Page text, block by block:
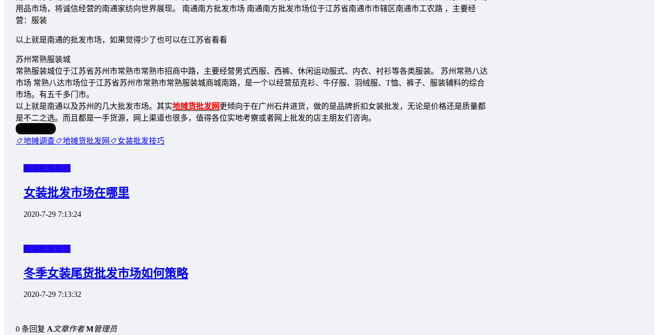
用品市场，将诚信经营的南通家纺向世界展现。 南通南方批发市场 南通南方批发市场位于江苏省南通市市辖区南通市工农路 ，主要经
营：服装
以上就是南通的批发市场，如果觉得少了也可以在江苏省看看
苏州常熟服装城
常熟服装城位于江苏省苏州市常熟市常熟市招商中路，主要经营男式西服、西裤、休闲运动服式、内衣、衬衫等各类服装。 苏州常熟八达
市场 常熟八达市场位于江苏省苏州市常熟市常熟服装城商城南路，是一个以经营茄克衫、牛仔服、羽绒服、T恤、裤子、服装辅料的综合
市场。有五千多门市。
以上就是南通以及苏州的几大批发市场。其实地摊货批发网 更倾向于在广州石井进货，做的是品牌折扣女装批发，无论是价格还是质量都
是不二之选。而且都是一手货源，网上渠道也很多，值得各位实地考察或者网上批发的店主朋友们咨询。
地摊调查 地摊货批发网 女装批发技巧
服装批发技巧
女装批发市场在哪里
2020-7-29 7:13:24
服装批发技巧
冬季女装尾货批发市场如何策略
2020-7-29 7:13:32
0 条回复 A文章作者 M管理员